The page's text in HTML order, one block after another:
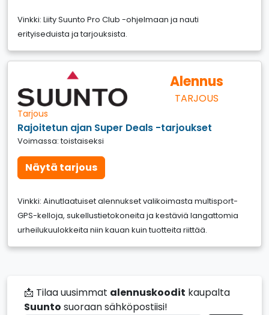
Vinkki: Liity Suunto Pro Club -ohjelmaan ja nauti
erityiseduista ja tarjouksista.
Alennus
TARJOUS
Tarjous
Rajoitetun ajan Super Deals -tarjoukset
Voimassa: toistaiseksi
Näytä tarjous
Vinkki: Ainutlaatuiset alennukset valikoimasta multisport-
GPS-kelloja, sukellustietokoneita ja kestäviä langattomia
urheilukuulokkeita niin kauan kuin tuotteita riittää.
📩 Tilaa uusimmat alennuskoodit kaupalta
Suunto suoraan sähköpostiisi!